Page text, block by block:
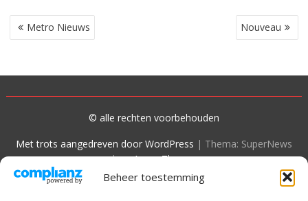
Beheer toestemming
BERICHT
NAVIGATIE
Metro Nieuws Nouveau
© alle rechten voorbehouden
Met trots aangedreven door WordPress | Thema: SuperNews
doorAcme Themes